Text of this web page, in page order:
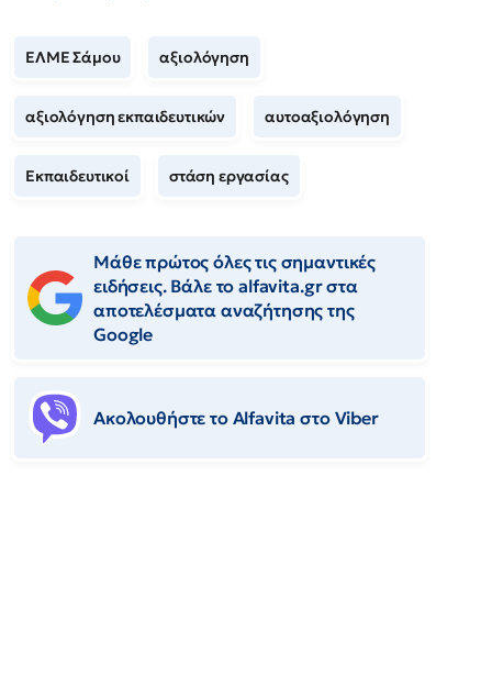
ΕΛΜΕ Σάμου αξιολόγηση
αξιολόγηση εκπαιδευτικών αυτοαξιολόγηση
Εκπαιδευτικοί στάση εργασίας
Μάθε πρώτος όλες τις σημαντικές
ειδήσεις. Βάλε το alfavita.gr στα
αποτελέσματα αναζήτησης της
Google
Ακολουθήστε το Αlfavita στο Viber